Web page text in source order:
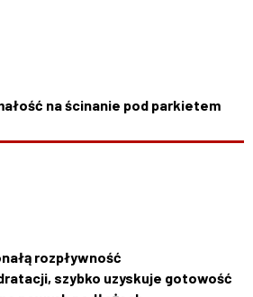
na ścinanie pod parkietem
rozpływność
szybko uzyskuje gotowość